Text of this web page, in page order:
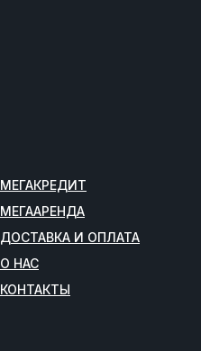
МЕГАКРЕДИТ
МЕГААРЕНДА
ДОСТАВКА И ОПЛАТА
О НАС
КОНТАКТЫ